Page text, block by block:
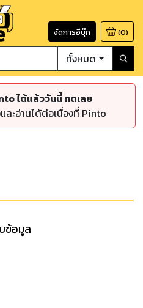
จัดการอีบุ๊ก (0)
ทั้งหมด
ได้แล้ววันนี้ กดเลย
ะอ่านได้ต่อเนื่องที่ Pinto
ข้อมูล